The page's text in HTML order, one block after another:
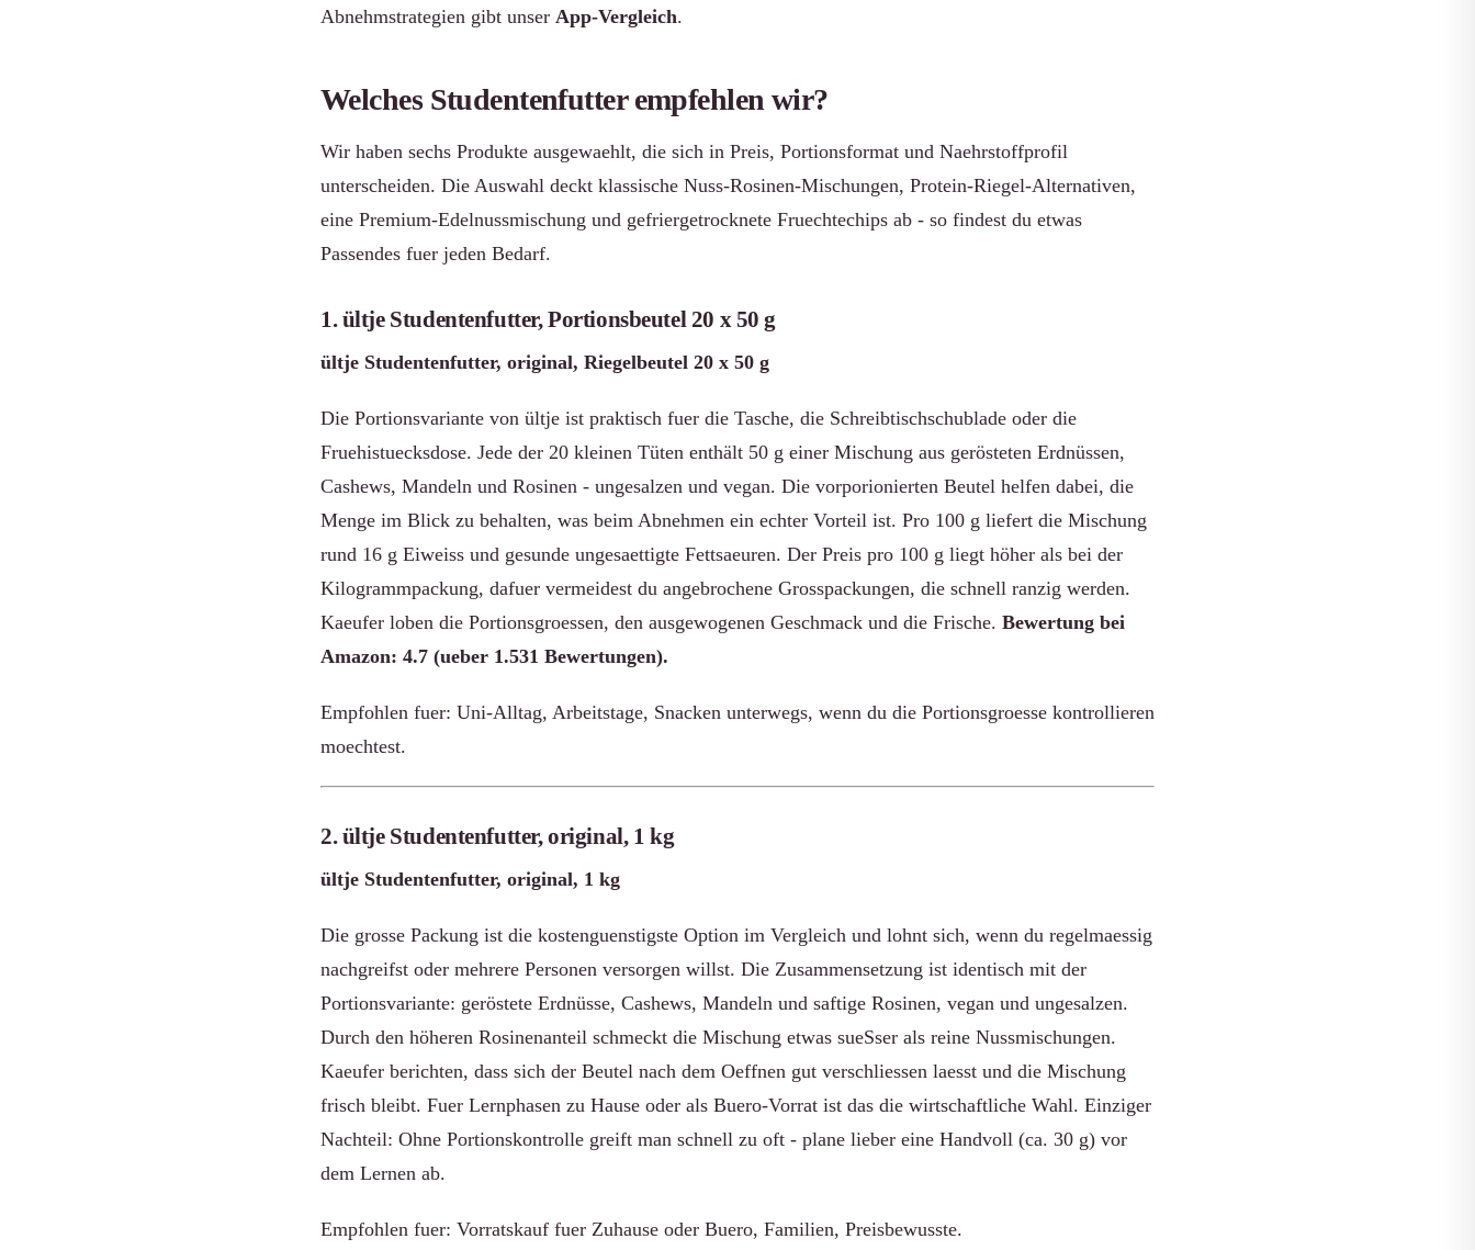
Abnehmstrategien gibt unser App-Vergleich.
Welches Studentenfutter empfehlen wir?
Wir haben sechs Produkte ausgewaehlt, die sich in Preis, Portionsformat und Naehrstoffprofil
unterscheiden. Die Auswahl deckt klassische Nuss-Rosinen-Mischungen, Protein-Riegel-Alternativen,
eine Premium-Edelnussmischung und gefriergetrocknete Fruechtechips ab - so findest du etwas
Passendes fuer jeden Bedarf.
1. ültje Studentenfutter, Portionsbeutel 20 x 50 g
ültje Studentenfutter, original, Riegelbeutel 20 x 50 g
Die Portionsvariante von ültje ist praktisch fuer die Tasche, die Schreibtischschublade oder die
Fruehistuecksdose. Jede der 20 kleinen Tüten enthält 50 g einer Mischung aus gerösteten Erdnüssen,
Cashews, Mandeln und Rosinen - ungesalzen und vegan. Die vorporionierten Beutel helfen dabei, die
Menge im Blick zu behalten, was beim Abnehmen ein echter Vorteil ist. Pro 100 g liefert die Mischung
rund 16 g Eiweiss und gesunde ungesaettigte Fettsaeuren. Der Preis pro 100 g liegt höher als bei der
Kilogrammpackung, dafuer vermeidest du angebrochene Grosspackungen, die schnell ranzig werden.
Kaeufer loben die Portionsgroessen, den ausgewogenen Geschmack und die Frische. Bewertung bei
Amazon: 4.7 (ueber 1.531 Bewertungen).
Empfohlen fuer: Uni-Alltag, Arbeitstage, Snacken unterwegs, wenn du die Portionsgroesse kontrollieren
moechtest.
2. ültje Studentenfutter, original, 1 kg
ültje Studentenfutter, original, 1 kg
Die grosse Packung ist die kostenguenstigste Option im Vergleich und lohnt sich, wenn du regelmaessig
nachgreifst oder mehrere Personen versorgen willst. Die Zusammensetzung ist identisch mit der
Portionsvariante: geröstete Erdnüsse, Cashews, Mandeln und saftige Rosinen, vegan und ungesalzen.
Durch den höheren Rosinenanteil schmeckt die Mischung etwas sueSser als reine Nussmischungen.
Kaeufer berichten, dass sich der Beutel nach dem Oeffnen gut verschliessen laesst und die Mischung
frisch bleibt. Fuer Lernphasen zu Hause oder als Buero-Vorrat ist das die wirtschaftliche Wahl. Einziger
Nachteil: Ohne Portionskontrolle greift man schnell zu oft - plane lieber eine Handvoll (ca. 30 g) vor
dem Lernen ab.
Empfohlen fuer: Vorratskauf fuer Zuhause oder Buero, Familien, Preisbewusste.